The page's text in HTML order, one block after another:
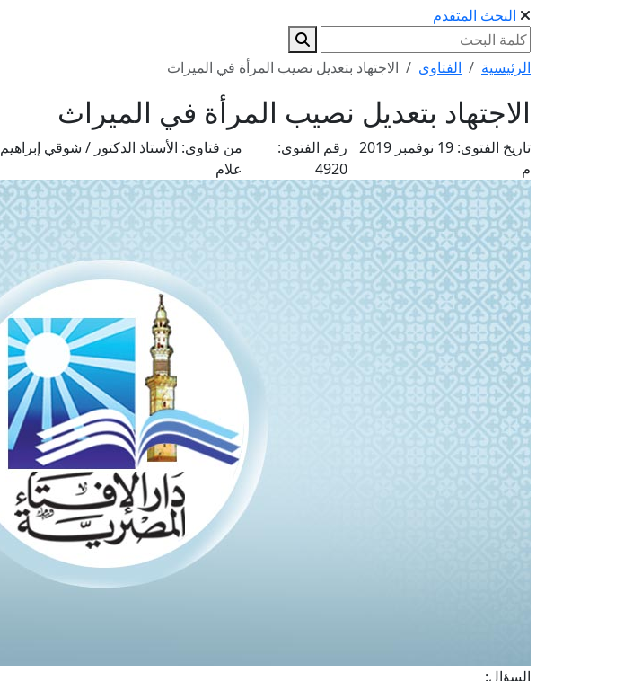
البحث المتقدم
الرئيسية الفتاوى الاجتهاد بتعديل نصيب المرأة في الميراث
الاجتهاد بتعديل نصيب المرأة في الميراث
تاريخ الفتوى:
19 نوفمبر 2019
م
رقم الفتوى:
4920
من فتاوى: الأستاذ الدكتور / شوقي إبراهيم
علام
السؤال: